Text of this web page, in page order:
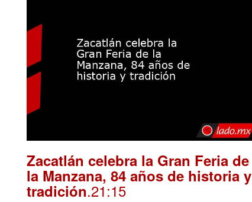
Zacatlán celebra la Gran Feria de
la Manzana, 84 años de historia y
tradición.21:15